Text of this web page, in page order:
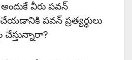
వీరు పవన్
పవన్ ప్రత్యర్ధులు